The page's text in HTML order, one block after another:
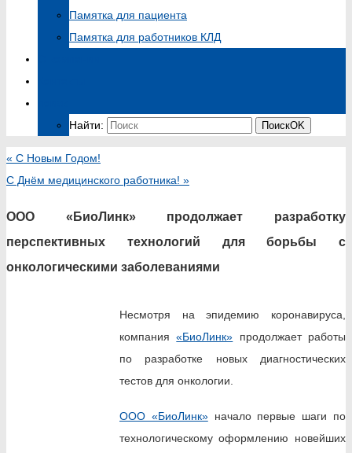
Памятка для пациента
Памятка для работников КЛД
Найти:
ПоискOK
« С Новым Годом!
С Днём медицинского работника! »
ООО «БиоЛинк» продолжает разработку
перспективных технологий для борьбы с
онкологическими заболеваниями
Несмотря на эпидемию коронавируса,
компания«БиоЛинк» продолжает работы
по разработке новых диагностических
тестов для онкологии.
ООО «БиоЛинк»начало первые шаги по
технологическому оформлению новейших